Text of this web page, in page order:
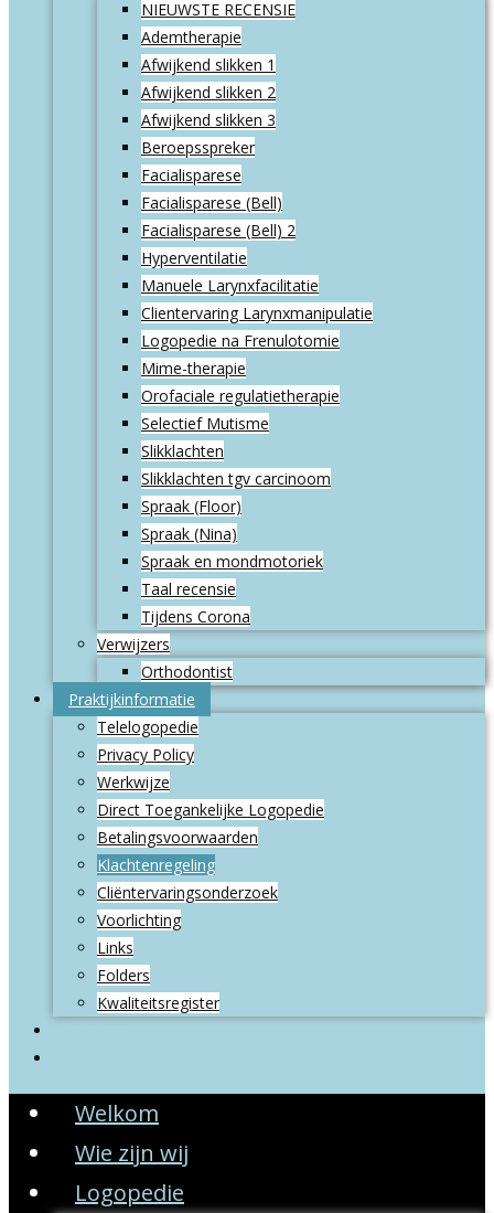
NIEUWSTE RECENSIE
Ademtherapie
Afwijkend slikken 1
Afwijkend slikken 2
Afwijkend slikken 3
Beroepsspreker
Facialisparese
Facialisparese (Bell)
Facialisparese (Bell) 2
Hyperventilatie
Manuele Larynxfacilitatie
Clientervaring Larynxmanipulatie
Logopedie na Frenulotomie
Mime-therapie
Orofaciale regulatietherapie
Selectief Mutisme
Slikklachten
Slikklachten tgv carcinoom
Spraak (Floor)
Spraak (Nina)
Spraak en mondmotoriek
Taal recensie
Tijdens Corona
Verwijzers
Orthodontist
Praktijkinformatie
Telelogopedie
Privacy Policy
Werkwijze
Direct Toegankelijke Logopedie
Betalingsvoorwaarden
Klachtenregeling
Cliëntervaringsonderzoek
Voorlichting
Links
Folders
Kwaliteitsregister
Welkom
Wie zijn wij
Logopedie